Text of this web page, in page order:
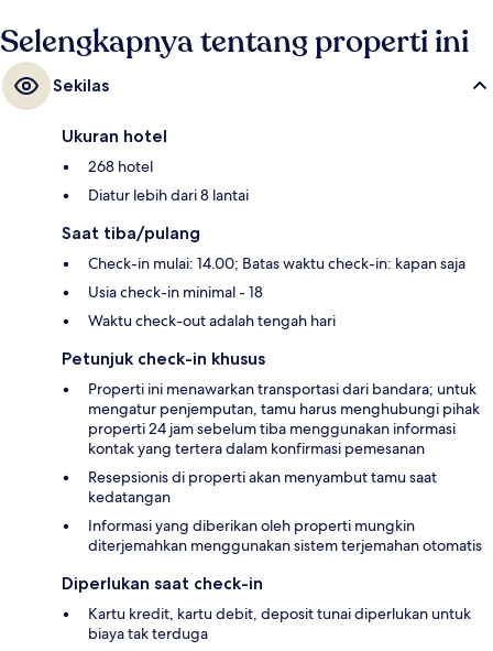
Selengkapnya tentang properti ini
Sekilas
Ukuran hotel
268 hotel
Diatur lebih dari 8 lantai
Saat tiba/pulang
Check-in mulai: 14.00; Batas waktu check-in: kapan saja
Usia check-in minimal - 18
Waktu check-out adalah tengah hari
Petunjuk check-in khusus
Properti ini menawarkan transportasi dari bandara; untuk
mengatur penjemputan, tamu harus menghubungi pihak
properti 24 jam sebelum tiba menggunakan informasi
kontak yang tertera dalam konfirmasi pemesanan
Resepsionis di properti akan menyambut tamu saat
kedatangan
Informasi yang diberikan oleh properti mungkin
diterjemahkan menggunakan sistem terjemahan otomatis
Diperlukan saat check-in
Kartu kredit, kartu debit, deposit tunai diperlukan untuk
biaya tak terduga